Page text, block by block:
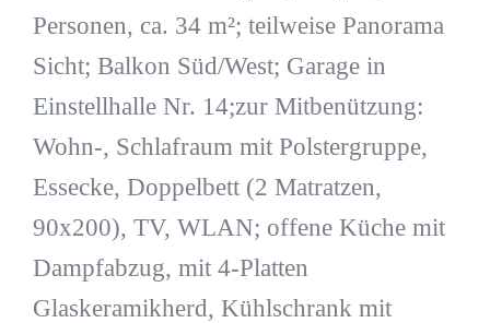
Personen, ca. 34 m²; teilweise Panorama
Sicht; Balkon Süd/West; Garage in
Einstellhalle Nr. 14;zur Mitbenützung:
Wohn-, Schlafraum mit Polstergruppe,
Essecke, Doppelbett (2 Matratzen,
90x200), TV, WLAN; offene Küche mit
Dampfabzug, mit 4-Platten
Glaskeramikherd, Kühlschrank mit